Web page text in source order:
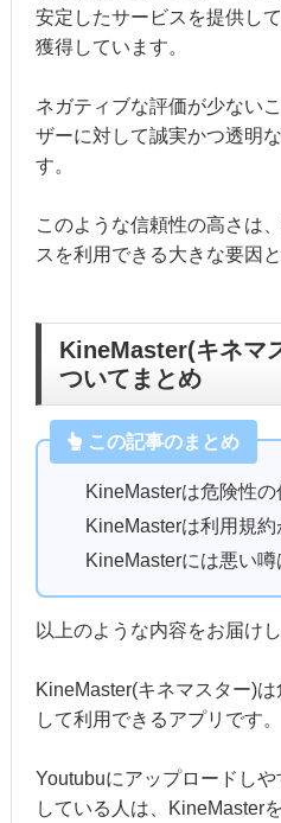
安定したサービスを提供し
獲得しています。
ネガティブな評価が少ない
ザーに対して誠実かつ透明
す。
このような信頼性の高さは
スを利用できる大きな要因
KineMaster(キネマ
ついてまとめ
この記事のまとめ
KineMasterは危険性
KineMasterは利用規
KineMasterには悪い
以上のような内容をお届けし
KineMaster(キネマスター)
して利用できるアプリです。
Youtubuにアップロードし
している人は、KineMaster